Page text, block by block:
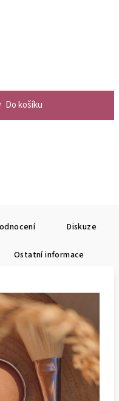
Do košíku
Diskuze
Ostatní informace